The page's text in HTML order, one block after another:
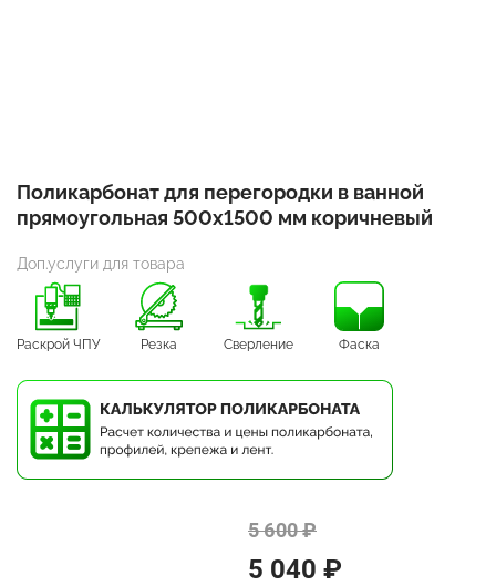
Поликарбонат для перегородки в ванной
прямоугольная 500х1500 мм коричневый
Доп.услуги для товара
Раскрой ЧПУ Резка Сверление Фаска
5 600 ₽
5 040 ₽